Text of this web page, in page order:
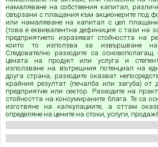
намаляване на собствения капитал,
свързани с плащания към акционерите под
или намаляване на капитал с цел
(това е еквивалентна дефиниция с тази на
предприятието изразяват стойността на
които то използва за извършване на
Следователно разходите са
цената на продукт или услуга и
използване на вътрешния потенциал на
друга страна, разходите оказват
крайния резултат (печалба или загуба) от
предприятие или сектор. Разходите на
стойността на консумираните блага. Те са
изготвяне на калкулациите, а оттам
определяне на цените на стоки, услуги,